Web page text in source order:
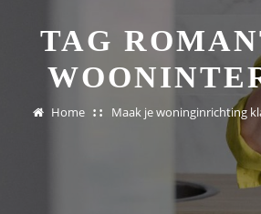
TAG
Home Maak je woninginrichting